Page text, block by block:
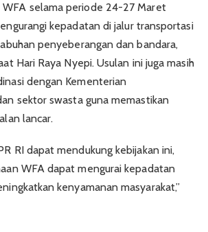
selama periode 24-27 Maret
kepadatan di jalur transportasi
penyeberangan dan bandara,
Hari Raya Nyepi. Usulan ini juga masih
dengan Kementerian
sektor swasta guna memastikan
lancar.
RI dapat mendukung kebijakan ini,
WFA dapat mengurai kepadatan
kenyamanan masyarakat,”